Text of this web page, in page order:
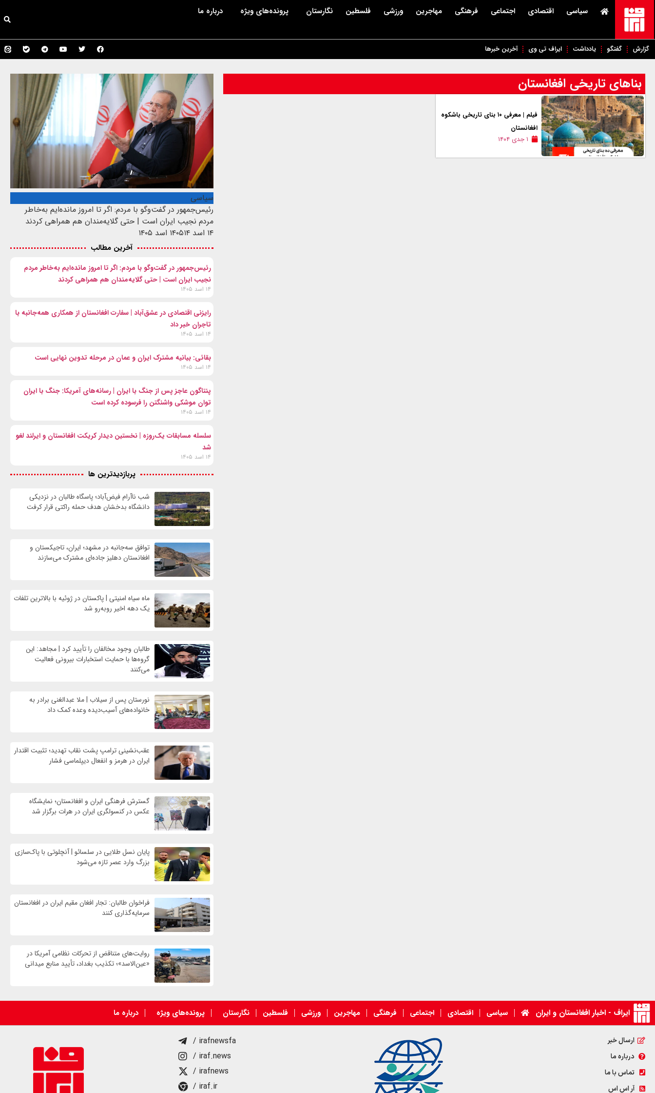
سیاسی اقتصادی اجتماعی فرهنگی مهاجرین ورزشی فلسطین نگارستان پرونده‌های ویژه درباره ما
گزارش گفتگو یادداشت ایراف تی وی آخرین خبرها
بناهای تاریخی افغانستان
فیلم | معرفی ۱۰ بنای تاریخی باشکوه
افغانستان
۱ جدی ۱۴۰۴
سیاسی
رئیس‌جمهور در گفت‌وگو با مردم: اگر تا امروز مانده‌ایم به‌خاطر
مردم نجیب ایران است | حتی گلایه‌مندان هم همراهی کردند
۱۴ اسد ۱۴۰۵
۱۴ اسد ۱۴۰۵
آخرین مطالب
رئیس‌جمهور در گفت‌وگو با مردم: اگر تا امروز مانده‌ایم به‌خاطر مردم
نجیب ایران است | حتی گلایه‌مندان هم همراهی کردند
۱۴ اسد ۱۴۰۵
رایزنی اقتصادی در عشق‌آباد | سفارت افغانستان از همکاری همه‌جانبه با
تاجران خبر داد
۱۴ اسد ۱۴۰۵
بقائی: بیانیه مشترک ایران و عمان در مرحله تدوین نهایی است
۱۴ اسد ۱۴۰۵
پنتاگون عاجز پس از جنگ با ایران | رسانه‌های آمریکا: جنگ با ایران
توان موشکی واشنگتن را فرسوده کرده است
۱۴ اسد ۱۴۰۵
سلسله مسابقات یک‌روزه | نخستین دیدار کریکت افغانستان و ایرلند لغو
شد
۱۴ اسد ۱۴۰۵
پربازدیدترین ها
شب ناآرام فیض‌آباد؛ پاسگاه طالبان در نزدیکی
دانشگاه بدخشان هدف حمله راکتی قرار کرفت
توافق سه‌جانبه در مشهد؛ ایران، تاجیکستان و
افغانستان دهلیز جاده‌ای مشترک می‌سازند
ماه سیاه امنیتی | پاکستان در ژوئیه با بالاترین تلفات
یک دهه اخیر روبه‌رو شد
طالبان وجود مخالفان را تأیید کرد | مجاهد: این
گروه‌ها با حمایت استخبارات بیرونی فعالیت
می‌کنند
نورستان پس از سیلاب | ملا عبدالغنی برادر به
خانواده‌های آسیب‌دیده وعده کمک داد
عقب‌نشینی ترامپ پشت نقاب تهدید؛ تثبیت اقتدار
ایران در هرمز و انفعال دیپلماسی فشار
گسترش فرهنگی ایران و افغانستان؛ نمایشگاه
عکس در کنسولگری ایران در هرات برگزار شد
پایان نسل طلایی در سلسائو | آنچلوتی با پاک‌سازی
بزرگ وارد عصر تازه می‌شود
فراخوان طالبان: تجار افغان مقیم ایران در افغانستان
سرمایه‌گذاری کنند
روایت‌های متناقض از تحرکات نظامی آمریکا در
«عین‌الاسد»؛ تکذیب بغداد، تأیید منابع میدانی
ایراف - اخبار افغانستان و ایران سیاسی اقتصادی اجتماعی فرهنگی مهاجرین ورزشی فلسطین نگارستان پرونده‌های ویژه درباره ما
ارسال خبر
درباره ما
تماس با ما
آر اس اس
/ irafnewsfa
/ iraf.news
/ irafnews
/ iraf.ir